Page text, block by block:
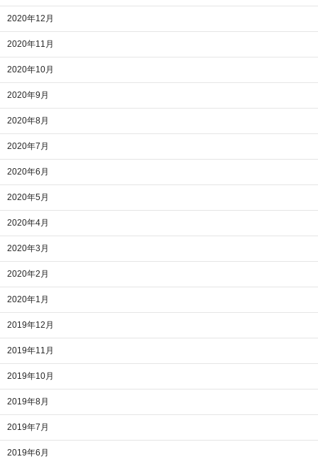
2020年12月
2020年11月
2020年10月
2020年9月
2020年8月
2020年7月
2020年6月
2020年5月
2020年4月
2020年3月
2020年2月
2020年1月
2019年12月
2019年11月
2019年10月
2019年8月
2019年7月
2019年6月